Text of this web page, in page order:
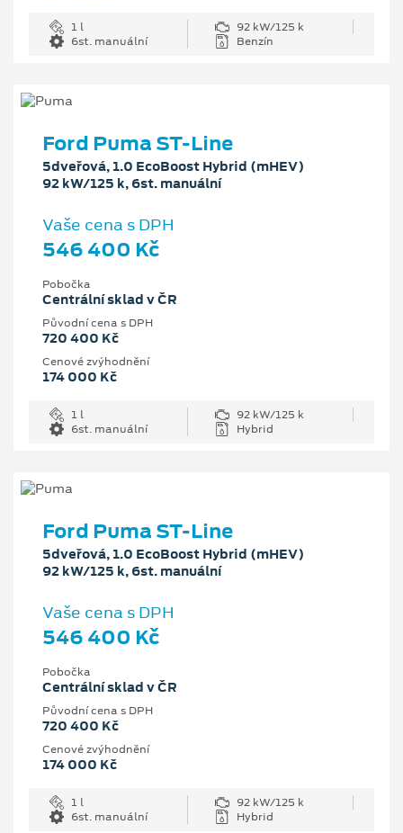
1 l
92 kW/125 k
6st. manuální
Benzín
Ford Puma ST-Line
5dveřová, 1.0 EcoBoost Hybrid (mHEV)
92 kW/125 k, 6st. manuální
Vaše cena s DPH
546 400 Kč
Pobočka
Centrální sklad v ČR
Původní cena s DPH
720 400 Kč
Cenové zvýhodnění
174 000 Kč
1 l
92 kW/125 k
6st. manuální
Hybrid
Ford Puma ST-Line
5dveřová, 1.0 EcoBoost Hybrid (mHEV)
92 kW/125 k, 6st. manuální
Vaše cena s DPH
546 400 Kč
Pobočka
Centrální sklad v ČR
Původní cena s DPH
720 400 Kč
Cenové zvýhodnění
174 000 Kč
1 l
92 kW/125 k
6st. manuální
Hybrid